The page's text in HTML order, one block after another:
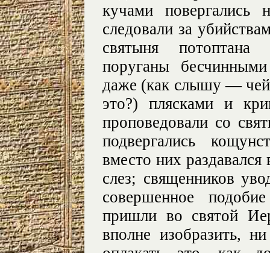
кучами
следовали за
святыня
поруганы
даже (как слышу — чей
это?) плясками и
проповедовали со
подвергались
вместо них
слез; священников
совершенное
пришли во святой
вполне изобразить,